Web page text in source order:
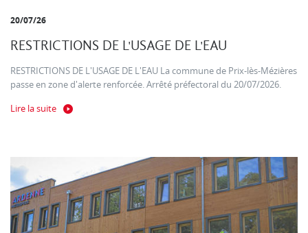
20/07/26
RESTRICTIONS DE L'USAGE DE L'EAU
RESTRICTIONS DE L'USAGE DE L'EAU La commune de Prix-lès-Mézières
passe en zone d'alerte renforcée. Arrêté préfectoral du 20/07/2026.
Lire la suite